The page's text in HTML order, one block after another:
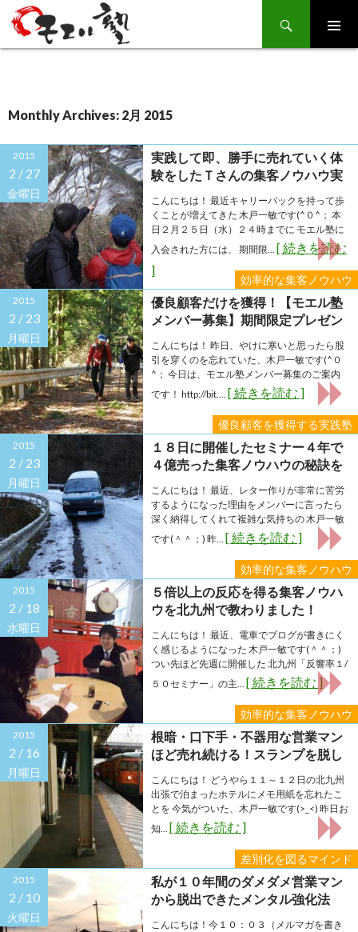
Search
SKIP
TO
Monthly Archives: 2月 2015
2015
2 / 27
金曜日
効率的な集客ノウハウ
実践して即、勝手に売れていく体
験をしたＴさんの集客ノウハウ実
践報告とは？
こんにちは！ 最近キャリーバックを持って歩
くことが増えてきた 木戸一敏です(^０^； 本
日２月２５日（水）２４時までに モエル塾に
入会された方には、 期間限... [ 続きを読む
]
2015
2 / 23
月曜日
優良顧客を獲得する実践塾
優良顧客だけを獲得！【モエル塾
メンバー募集】期間限定プレゼン
ト２月２５日（水）まで！
こんにちは！ 昨日、やけに寒いと思ったら股
引を穿くのを忘れていた、木戸一敏です(^０
^； 今日は、モエル塾メンバー募集のご案内
です！ http://bit.... [ 続きを読む ]
2015
2 / 23
月曜日
効率的な集客ノウハウ
１８日に開催したセミナー４年で
４億売った集客ノウハウの秘訣を
コッソリ公開！
こんにちは！ 最近、レター作りが非常に苦労
するようになった理由をメンバーに言ったら
深く納得してくれて複雑な気持ちの 木戸一敏
です(＾＾；) 昨... [ 続きを読む ]
2015
2 / 18
水曜日
効率的な集客ノウハウ
５倍以上の反応を得る集客ノウハ
ウを北九州で教わりました！
こんにちは！ 最近、電車でブログが書きにく
く感じるようになった 木戸一敏です(＾＾；)
つい先ほど先週に開催した 北九州「反響率１/
５０セミナー」の主... [ 続きを読む ]
2015
2 / 16
月曜日
差別化を図るマインド
根暗・口下手・不器用な営業マン
ほど売れ続ける！スランプを脱し
こんにちは！ どうやら１１～１２日の北九州
出張で泊まったホテルにメモ用紙を忘れたこ
とを 今気がついた、木戸一敏です(>_<) 昨日お
知... [ 続きを読む ]
2015
2 / 10
火曜日
私が１０年間のダメダメ営業マン
から脱出できたメンタル強化法
こんにちは！今１０：０３（メルマガを書き